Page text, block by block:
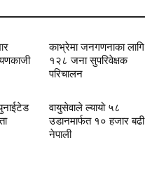
काभ्रेमा जनगणनाका लागि
१२८ जना सुपरिवेक्षक
परिचालन
वायुसेवाले ल्यायो ५८
उडानमार्फत १० हजार बढी
नेपाली